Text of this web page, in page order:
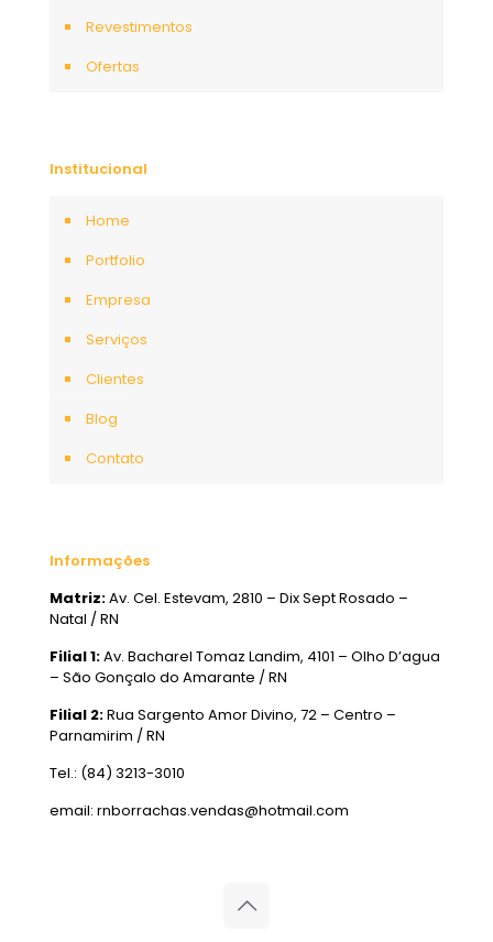
Revestimentos
Ofertas
Institucional
Home
Portfolio
Empresa
Serviços
Clientes
Blog
Contato
Informações
Matriz:Av. Cel. Estevam, 2810 – Dix Sept Rosado –
Natal / RN
Filial 1:Av. Bacharel Tomaz Landim, 4101 – Olho D’agua
– São Gonçalo do Amarante / RN
Filial 2:Rua Sargento Amor Divino, 72 – Centro –
Parnamirim / RN
Tel.: (84) 3213-3010
email: rnborrachas.vendas@hotmail.com